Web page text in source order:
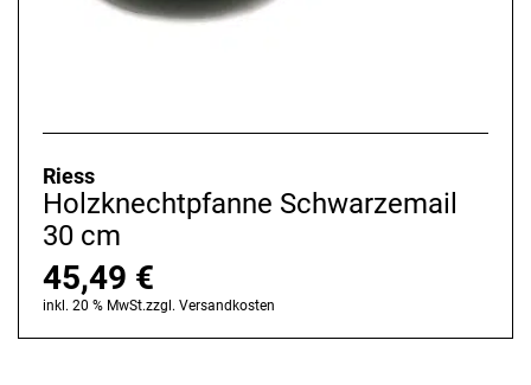
Riess
Holzknechtpfanne Schwarzemail
30 cm
45,49 €
inkl. 20 % MwSt.zzgl. Versandkosten